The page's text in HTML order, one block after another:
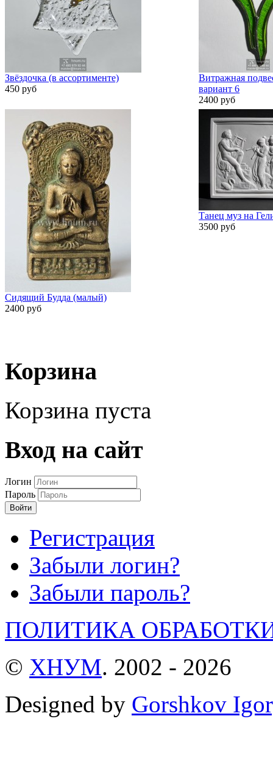
Звёздочка (в ассортименте)
450 руб
Витражная
вариант 6
2400 руб
Сидящий Будда (малый)
2400 руб
Танец муз на
3500 руб
Корзина
Корзина пуста
Вход на сайт
Логин
Пароль
Войти
Регистрация
Забыли логин?
Забыли пароль?
ПОЛИТИКА
© ХНУМ. 2002 - 2026
Designed by Gorshkov Igor